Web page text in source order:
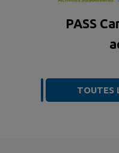
PASS
TOUTES